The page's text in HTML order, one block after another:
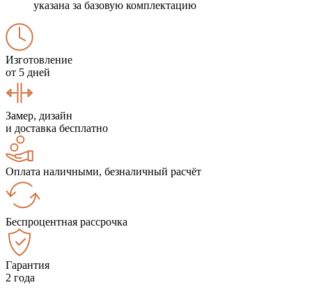
указана за базовую комплектацию
Изготовление
от 5 дней
Замер, дизайн
и доставка бесплатно
Оплата наличными, безналичный расчёт
Беспроцентная рассрочка
Гарантия
2 года